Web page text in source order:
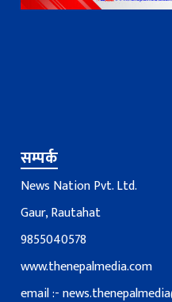
सम्पर्क
News Nation Pvt. Ltd.
Gaur, Rautahat
9855040578
www.thenepalmedia.com
email :-